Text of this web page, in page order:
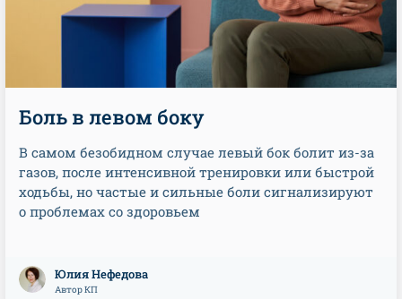
Боль в левом боку
В самом безобидном случае левый бок болит из-за
газов, после интенсивной тренировки или быстрой
ходьбы, но частые и сильные боли сигнализируют
о проблемах со здоровьем
Юлия Нефедова
Автор КП